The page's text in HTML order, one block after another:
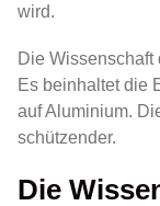
wird.
Die
Es beinhaltet die
auf Aluminium.
schützender.
Die